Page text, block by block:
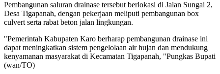
Pembangunan saluran drainase tersebut berlokasi di Jalan Sungai 2,
Desa Tigapanah, dengan pekerjaan meliputi pembangunan box
culvert serta rabat beton jalan lingkungan.
"Pemerintah Kabupaten Karo berharap pembangunan drainase ini
dapat meningkatkan sistem pengelolaan air hujan dan mendukung
kenyamanan masyarakat di Kecamatan Tigapanah, "Pungkas Bupati
(wan/TO)